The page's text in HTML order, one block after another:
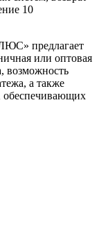
10
предлагает
или оптовая
возможность
а также
обеспечивающих